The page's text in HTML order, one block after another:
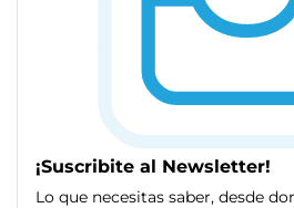
¡Suscribite al Newsletter!
Lo que necesitas saber, desde